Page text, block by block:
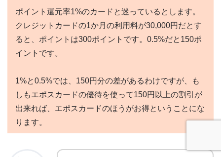
ポイント還元率1%のカードと迷っているとします。
クレジットカードの1か月の利用料が30,000円だとす
ると、ポイントは300ポイントです。0.5%だと150ポ
イントです。
1%と0.5%では、150円分の差があるわけですが、も
しもエポスカードの優待を使って150円以上の割引が
出来れば、エポスカードのほうがお得ということにな
ります。